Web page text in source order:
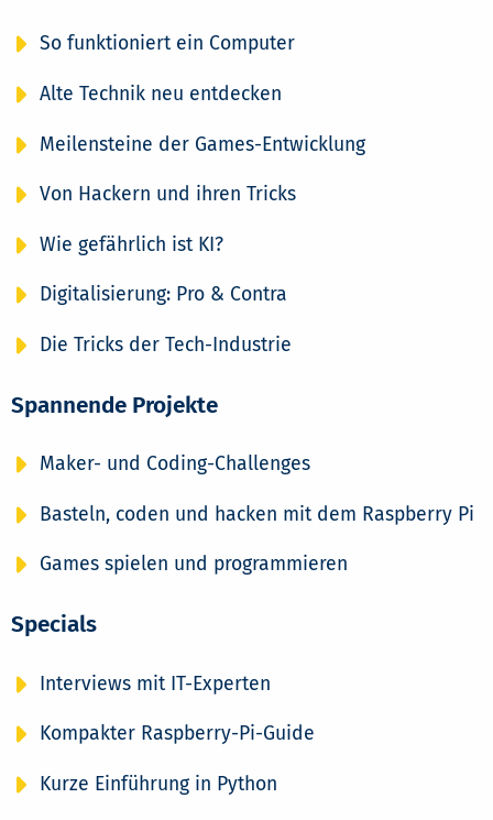
So funktioniert ein Computer
Alte Technik neu entdecken
Meilensteine der Games-Entwicklung
Von Hackern und ihren Tricks
Wie gefährlich ist KI?
Digitalisierung: Pro & Contra
Die Tricks der Tech-Industrie
Spannende Projekte
Maker- und Coding-Challenges
Basteln, coden und hacken mit dem Raspberry Pi
Games spielen und programmieren
Specials
Interviews mit IT-Experten
Kompakter Raspberry-Pi-Guide
Kurze Einführung in Python